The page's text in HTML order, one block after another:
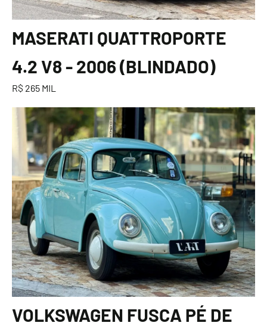
MASERATI QUATTROPORTE
4.2 V8 - 2006 (BLINDADO)
R$ 265 MIL
VOLKSWAGEN FUSCA PÉ DE